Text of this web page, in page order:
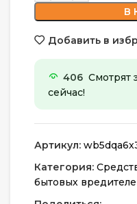
В
Добавить в
406 Смотрят
сейчас!
Артикул:
Категория:
бытовых